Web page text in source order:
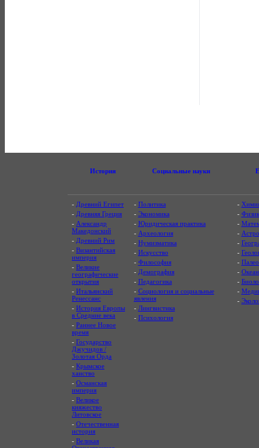
История Социальные науки
- Древний Египет
- Древняя Греция
- Александр
Македонский
- Древний Рим
- Византийская
империя
- Великие
географические
открытия
- Итальянский
Ренессанс
- История Европы
в Средние века
- Раннее Новое
время
- Государство
Джучидов /
Золотая Орда
- Крымское
ханство
- Османская
империя
- Великое
княжество
Литовское
- Отечественная
история
- Великая
- Политика
- Экономика
- Юридическая практика
- Археология
- Нумизматика
- Искусство
- Философия
- Демография
- Педагогика
- Социология и социальные
явления
- Лингвистика
- Психология
-
-
-
-
-
-
-
-
-
-
-